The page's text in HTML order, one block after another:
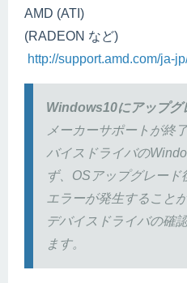
AMD (ATI)
(RADEON など)
http://support.amd.com/ja-
Windows10にアップグ
メーカーサポートが終
バイスドライバの
ず、OSアップグレー
エラーが発生すること
デバイスドライバの確
ます。